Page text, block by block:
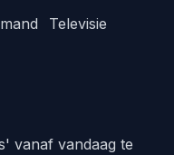
Televisie
vanaf vandaag te